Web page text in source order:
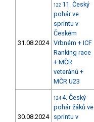
31.08.2024
122 11. Český
pohár ve
sprintu v
Českém
Vrbném + ICF
Ranking race
+ MČR
veteránů +
MČR U23
30.08.2024
124 4. Český
pohár žáků ve
sprintu v